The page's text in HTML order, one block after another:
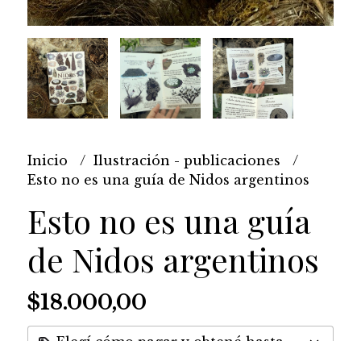
Inicio
Ilustración - publicaciones
Esto no es una guía de Nidos argentinos
Esto no es una guía
de Nidos argentinos
$18.000,00